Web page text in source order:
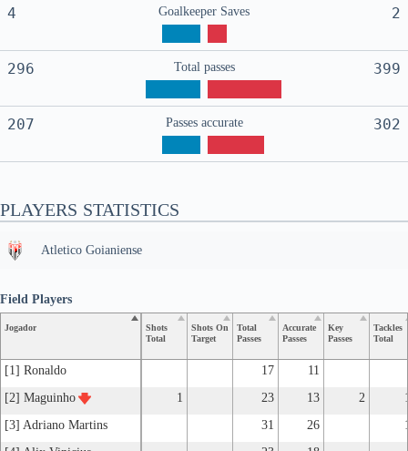
4 Goalkeeper Saves 2
296 Total passes 399
207 Passes accurate 302
PLAYERS STATISTICS
Atletico Goianiense
Jogador
Shots
Total
Shots On
Target
Total
Passes
Accurate
Passes
Key
Passes
Tackles
Total
[1] Ronaldo 17
11
[2] Maguinho
1 23 13 2
[3] Adriano Martins
31 26
Field Players